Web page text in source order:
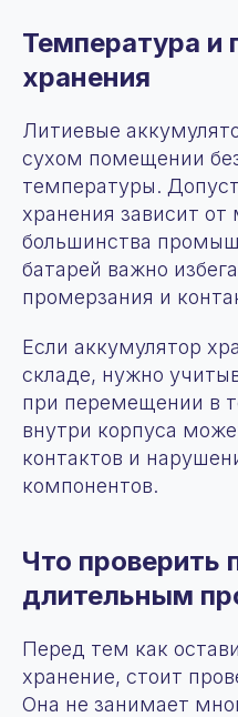
Температура
хранения
Литиевые
сухом помещении
температуры.
хранения зависит
большинства
батарей важно
промерзания и
Если аккумулятор
складе, нужно
при перемещении в
внутри корпуса
контактов и
компонентов.
Что проверить
длительным
Перед тем как
хранение, стоит
Она не занимает